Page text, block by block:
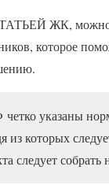
ЖК,
которое
указаны
из которых
следует собрать